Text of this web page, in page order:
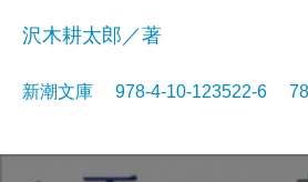
沢木耕太郎／著
新潮文庫 978-4-10-123522-6